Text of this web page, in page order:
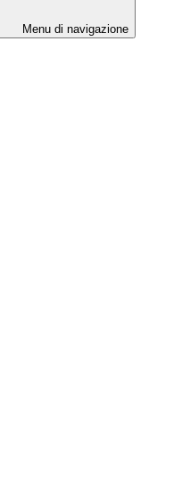
Menu di navigazione